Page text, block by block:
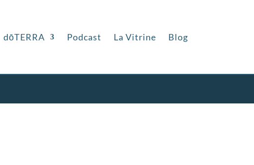
dōTERRA Podcast La Vitrine Blog